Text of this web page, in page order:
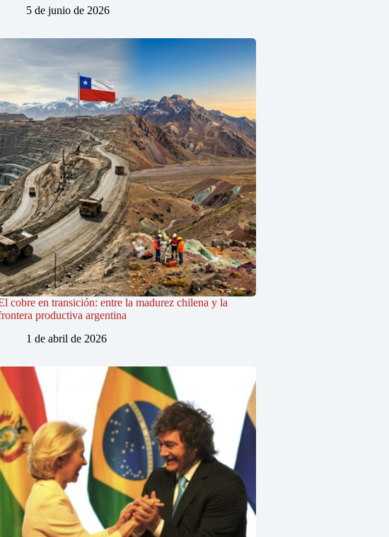
5 de junio de 2026
cobre en transición: entre la madurez chilena y la
productiva argentina
1 de abril de 2026